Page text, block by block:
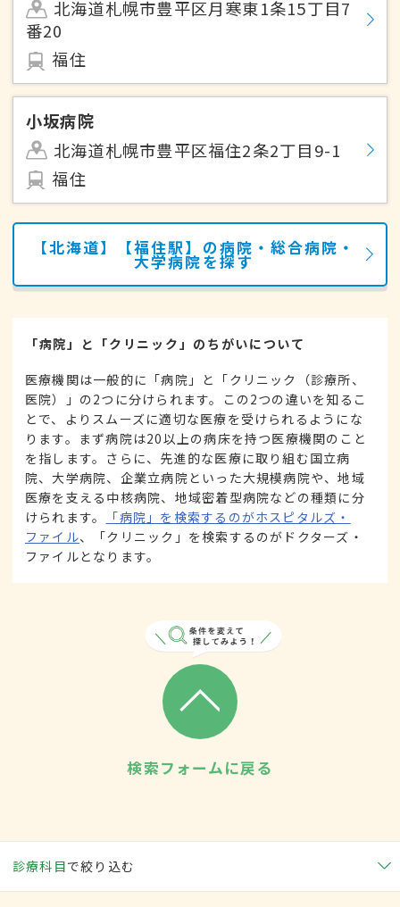
北海道札幌市豊平区月寒東1条15丁目7
番20
福住
小坂病院
北海道札幌市豊平区福住2条2丁目9-1
福住
【北海道】【福住駅】の病院・総合病院・
大学病院を探す
「病院」と「クリニック」のちがいについて
医療機関は一般的に「病院」と「クリニック（診療所、
医院）」の2つに分けられます。この2つの違いを知るこ
とで、よりスムーズに適切な医療を受けられるようにな
ります。まず病院は20以上の病床を持つ医療機関のこと
を指します。さらに、先進的な医療に取り組む国立病
院、大学病院、企業立病院といった大規模病院や、地域
医療を支える中核病院、地域密着型病院などの種類に分
けられます。
「病院」を検索するのがホスピタルズ・
ファイル、「クリニック」を検索するのがドクターズ・
ファイルとなります。
検索フォームに戻る
診療科目で絞り込む